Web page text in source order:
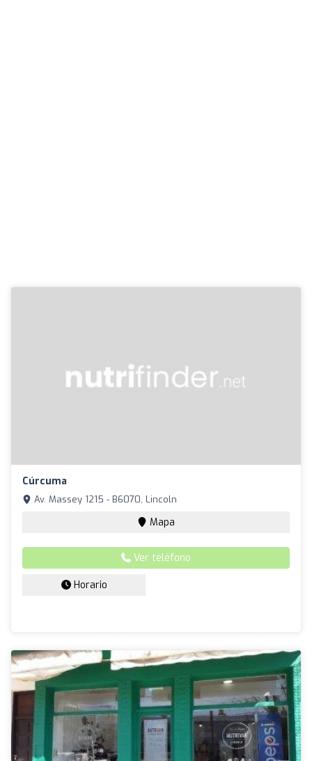
Cúrcuma
Av. Massey 1215 - B6070, Lincoln
Mapa
Ver teléfono
Horario